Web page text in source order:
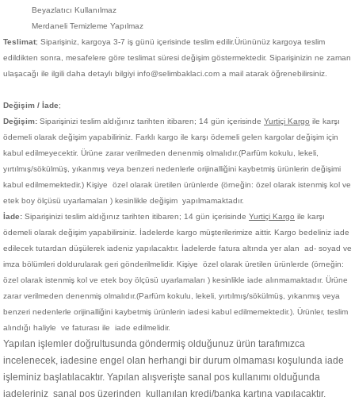
Beyazlatıcı Kullanılmaz
Merdaneli Temizleme Yapılmaz
Teslimat; Siparişiniz, kargoya 3-7 iş günü içerisinde teslim edilir.Ürününüz kargoya teslim
edildikten sonra, mesafelere göre teslimat süresi değişim göstermektedir. Siparişinizin ne zaman
ulaşacağı ile ilgili daha detaylı bilgiyi info@selimbaklaci.com a mail atarak öğrenebilirsiniz.
Değişim / İade;
Değişim: Siparişinizi teslim aldığınız tarihten itibaren; 14 gün içerisinde Yurtiçi Kargo ile karşı
ödemeli olarak değişim yapabiliriniz. Farklı kargo ile karşı ödemeli gelen kargolar değişim için
kabul edilmeyecektir. Ürüne zarar verilmeden denenmiş olmalıdır.(Parfüm kokulu, lekeli,
yırtılmış/sökülmüş, yıkanmış veya benzeri nedenlerle orijinalliğini kaybetmiş ürünlerin değişimi
kabul edilmemektedir.) Kişiye
özel olarak üretilen ürünlerde (örneğin: özel olarak istenmiş kol ve
etek boy ölçüsü uyarlamaları ) kesinlikle değişim yapılmamaktadır.
İade: Siparişinizi teslim aldığınız tarihten itibaren; 14 gün içerisinde Yurtiçi Kargo ile karşı
ödemeli olarak değişim yapabilirsiniz. İadelerde kargo müşterilerimize aittir. Kargo bedeliniz iade
edilecek tutardan düşülerek iadeniz yapılacaktır. İadelerde fatura altında yer alan ad- soyad ve
imza bölümleri doldurularak geri gönderilmelidir. Kişiye
özel olarak üretilen ürünlerde (örneğin:
özel olarak istenmiş kol ve etek boy ölçüsü uyarlamaları ) kesinlikle iade alınmamaktadır. Ürüne
zarar verilmeden denenmiş olmalıdır.(Parfüm kokulu, lekeli, yırtılmış/sökülmüş, yıkanmış veya
benzeri nedenlerle orijinalliğini kaybetmiş ürünlerin iadesi kabul edilmemektedir.). Ürünler, teslim
alındığı haliyle ve faturası ile iade edilmelidir.
Yapılan işlemler doğrultusunda göndermiş olduğunuz ürün tarafımızca
incelenecek, iadesine engel olan herhangi bir durum olmaması koşulunda iade
işleminiz başlatılacaktır. Yapılan alışverişte sanal pos kullanımı olduğunda
iadeleriniz sanal pos üzerinden kullanılan kredi/banka kartına yapılacaktır.